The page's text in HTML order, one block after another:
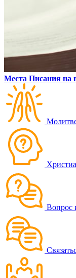
Места Писания на
Вопрос